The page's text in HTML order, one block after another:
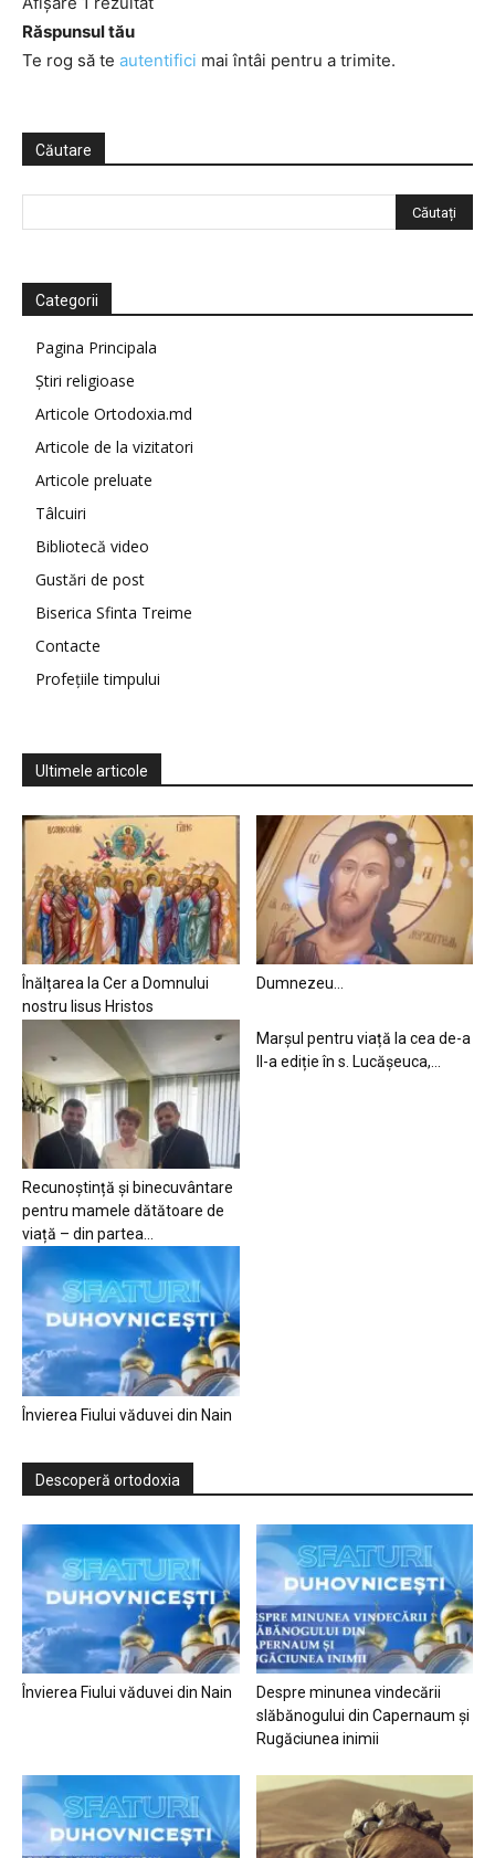
Răspunsul tău
Te rog să te autentifici mai întâi pentru a trimite.
Căutare
Categorii
Pagina Principala
Știri religioase
Articole Ortodoxia.md
Articole de la vizitatori
Articole preluate
Tâlcuiri
Bibliotecă video
Gustări de post
Biserica Sfinta Treime
Contacte
Profețiile timpului
Ultimele articole
Înălțarea la Cer a Domnului
nostru Iisus Hristos
Dumnezeu…
Recunoștință și binecuvântare
pentru mamele dătătoare de
viață – din partea...
Marșul pentru viață la cea de-a
II-a ediție în s. Lucășeuca,...
Învierea Fiului văduvei din Nain
Descoperă ortodoxia
Învierea Fiului văduvei din Nain
Despre minunea vindecării
slăbănogului din Capernaum și
Rugăciunea inimii